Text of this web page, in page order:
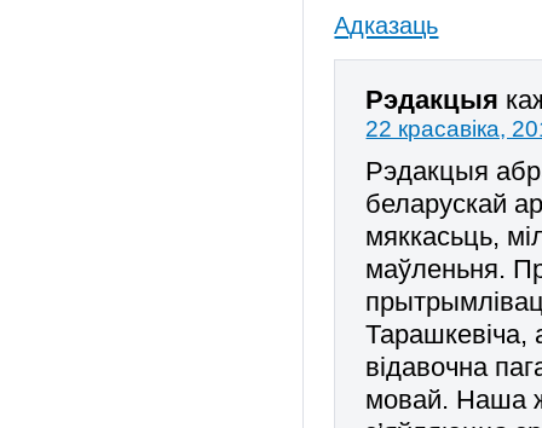
Адказаць
Рэдакцыя
22 красавіка,
Рэдакцыя
беларускай
мяккасьць,
маўленьня.
Тарашкевіча,
відавочна
мовай. Наша